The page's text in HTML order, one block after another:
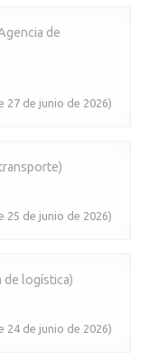
de
27 de junio de 2026)
25 de junio de 2026)
de logística)
24 de junio de 2026)